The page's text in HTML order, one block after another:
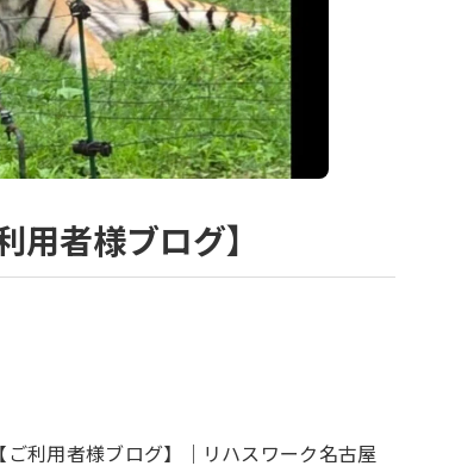
者様ブログ】
利用者様ブログ】｜リハスワーク名古屋